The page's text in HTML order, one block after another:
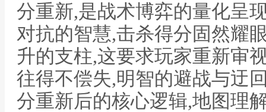
分重新,是战术博弈的量化呈
对抗的智慧,击杀得分固然耀
升的支柱,这要求玩家重新审
往得不偿失,明智的避战与迂
分重新后的核心逻辑,地图理